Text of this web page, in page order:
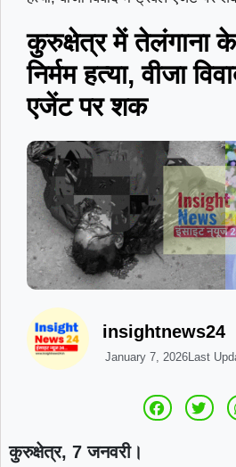
कुरुक्षेत्र में तेलंगाना के
निर्मम हत्या, वीजा
एजेंट पर शक
insightnews24
January 7, 2026Last
कुरुक्षेत्र, 7 जनवरी।